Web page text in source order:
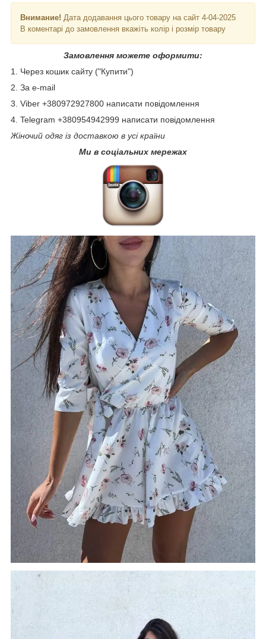
Внимание! Дата додавання цього товару на сайт 4-04-2025
В коментарі до замовлення вкажіть колір і розмір товару
Замовлення можете оформити:
1. Через кошик сайту ("Купити")
2. За e-mail
3. Viber +380972927800 написати повідомлення
4. Telegram +380954942999 написати повідомлення
Жіночий одяг із доставкою в усі країни
Ми в соціальних мережах